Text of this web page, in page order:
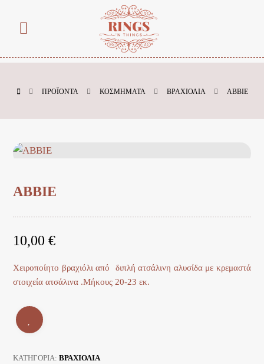
ΠΡΟΪΌΝΤΑ ΚΟΣΜΗΜΑΤΑ ΒΡΑΧΙΟΛΙΑ ABBIE
ABBIE
10,00€
Χειροποίητο βραχιόλι από διπλή ατσάλινη αλυσίδα με κρεμαστά
στοιχεία ατσάλινα .Μήκους 20-23 εκ.
ΚΑΤΗΓΟΡΊΑ:ΒΡΑΧΙΟΛΙΑ